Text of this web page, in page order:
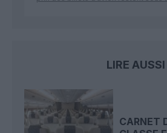
LIRE AUSSI
CARNET